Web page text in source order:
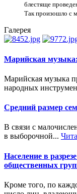
блестяще
Так произошло с
Галерея
Марийская
Марийская музыка
народных
Средний размер
В связи с
в выборочной...
Население в
общественных
Кроме того, по